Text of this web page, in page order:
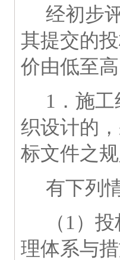
经初步
其提交的
价由低至
1 ．施
织设计的
标文件之
有下列
（ 1 ）
理体系与